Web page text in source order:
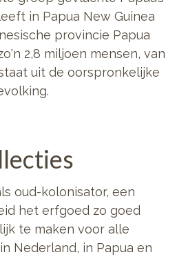
in Papua New Guinea
provincie Papua
2,8 miljoen mensen, van
uit de oorspronkelijke
oud-kolonisator, een
het erfgoed zo goed
te maken voor alle
Nederland, in Papua en